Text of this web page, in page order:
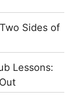
Sides of
Lessons: